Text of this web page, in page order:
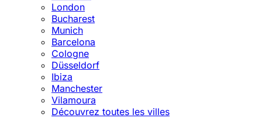
London
Bucharest
Munich
Barcelona
Cologne
Düsseldorf
Ibiza
Manchester
Vilamoura
Découvrez toutes les villes